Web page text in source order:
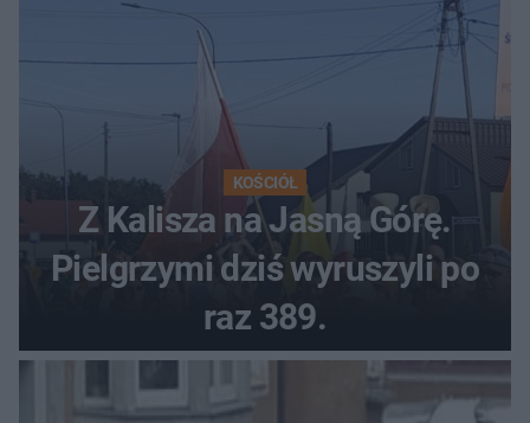
KOŚCIÓŁ
Z Kalisza na Jasną Górę.
Pielgrzymi dziś wyruszyli po
raz 389.